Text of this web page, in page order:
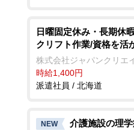
日曜固定休み・長期休
クリフト作業/資格を活
株式会社ジャパンクリエ
時給1,400円
派遣社員 / 北海道
NEW
介護施設の理